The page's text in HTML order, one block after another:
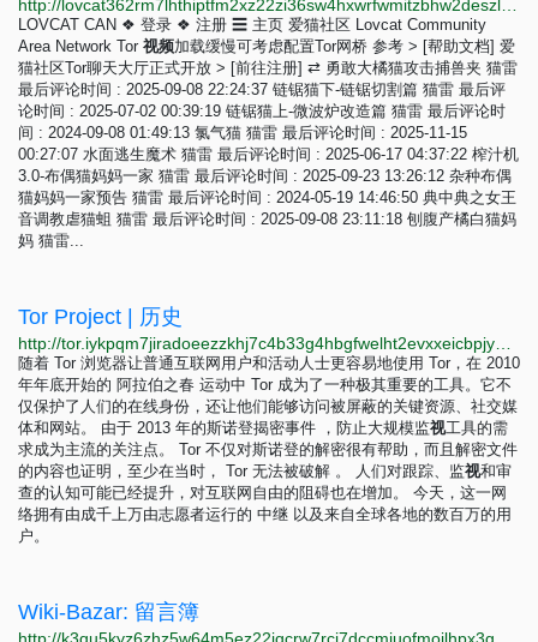
LOVCAT CAN ❖ 登录 ❖ 注册 ☰ 主页 爱猫社区 Lovcat Community
Area Network Tor 视频加载缓慢可考虑配置Tor网桥 参考 > [帮助文档] 爱
猫社区Tor聊天大厅正式开放 > [前往注册] ⇄ 勇敢大橘猫攻击捕兽夹 猫雷
最后评论时间 : 2025-09-08 22:24:37 链锯猫下-链锯切割篇 猫雷 最后评
论时间 : 2025-07-02 00:39:19 链锯猫上-微波炉改造篇 猫雷 最后评论时
间 : 2024-09-08 01:49:13 氯气猫 猫雷 最后评论时间 : 2025-11-15
00:27:07 水面逃生魔术 猫雷 最后评论时间 : 2025-06-17 04:37:22 榨汁机
3.0-布偶猫妈妈一家 猫雷 最后评论时间 : 2025-09-23 13:26:12 杂种布偶
猫妈妈一家预告 猫雷 最后评论时间 : 2024-05-19 14:46:50 典中典之女王
音调教虐猫蛆 猫雷 最后评论时间 : 2025-09-08 23:11:18 刨腹产橘白猫妈
妈 猫雷...
Tor Project | 历史
随着 Tor 浏览器让普通互联网用户和活动人士更容易地使用 Tor，在 2010
年年底开始的 阿拉伯之春 运动中 Tor 成为了一种极其重要的工具。它不
仅保护了人们的在线身份，还让他们能够访问被屏蔽的关键资源、社交媒
体和网站。 由于 2013 年的斯诺登揭密事件 ，防止大规模监视工具的需
求成为主流的关注点。 Tor 不仅对斯诺登的解密很有帮助，而且解密文件
的内容也证明，至少在当时， Tor 无法被破解 。 人们对跟踪、监视和审
查的认知可能已经提升，对互联网自由的阻碍也在增加。 今天，这一网
络拥有由成千上万由志愿者运行的 中继 以及来自全球各地的数百万的用
户。
Wiki-Bazar: 留言簿